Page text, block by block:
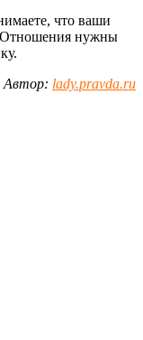
что ваши
Отношения нужны
Автор: lady.pravda.ru